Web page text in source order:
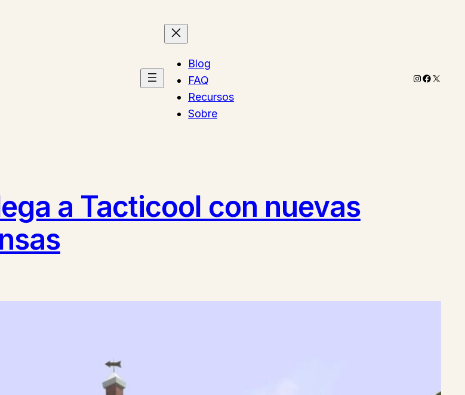
Blog
FAQ
Recursos
Sobre
Instagram
X
a Tacticool con nuevas